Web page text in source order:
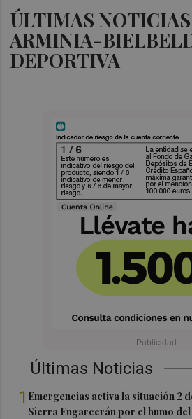
ÚLTIMAS
ARMINIA-
DEPORTIVA
Últimas Noticias
1 Emergencias activa la situación 2
Sierra Engarcerán por el humo